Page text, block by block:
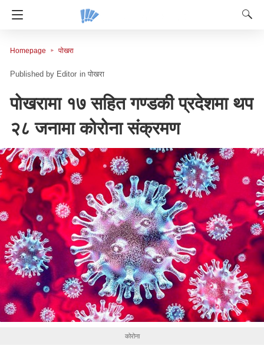
Homepage पोखरा
Editor in पोखरा
पोखरामा १७ सहित गण्डकी प्रदेशमा थप
२८ जनामा कोरोना संक्रमण
कोरोना